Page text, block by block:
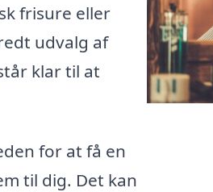
frisure eller
udvalg af
klar til at
for at få en
til dig. Det kan